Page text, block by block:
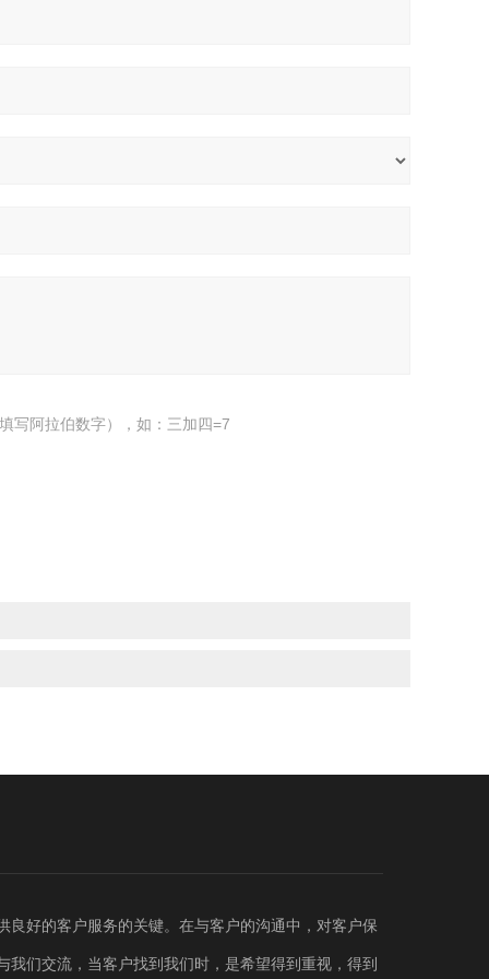
写阿拉伯数字），如：三加四=7
好的客户服务的关键。在与客户的沟通中，对客户保
们交流，当客户找到我们时，是希望得到重视，得到